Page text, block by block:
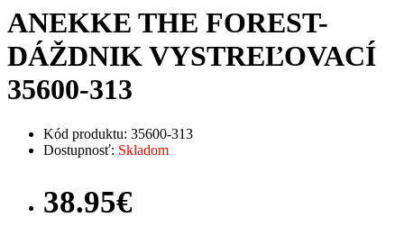
ANEKKE THE FOREST-
DÁŽDNIK VYSTREĽOVACÍ
35600-313
Kód produktu: 35600-313
Dostupnosť: Skladom
38.95€